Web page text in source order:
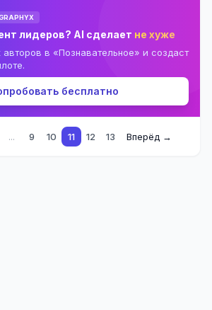
лидеров? AI сделает не хуже
авторов в «Познавательное» и создаст
бесплатно
... 9 10 11 12 13 Вперёд →